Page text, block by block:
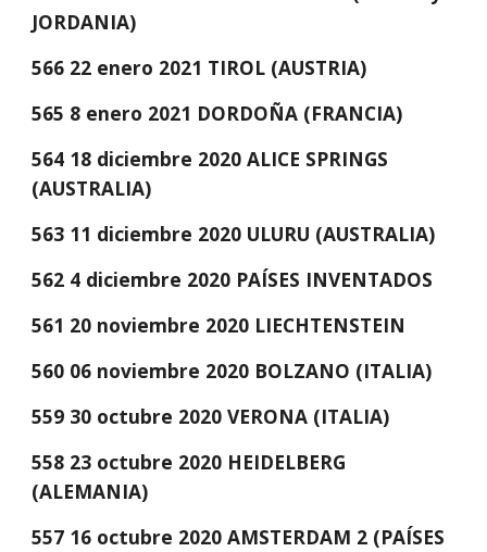
JORDANIA)
566 22 enero 2021 TIROL (AUSTRIA)
565 8 enero 2021 DORDOÑA (FRANCIA)
564 18 diciembre 2020 ALICE SPRINGS
(AUSTRALIA)
563 11 diciembre 2020 ULURU (AUSTRALIA)
562 4 diciembre 2020 PAÍSES INVENTADOS
561 20 noviembre 2020 LIECHTENSTEIN
560 06 noviembre 2020 BOLZANO (ITALIA)
559 30 octubre 2020 VERONA (ITALIA)
558 23 octubre 2020 HEIDELBERG
(ALEMANIA)
557 16 octubre 2020 AMSTERDAM 2 (PAÍSES